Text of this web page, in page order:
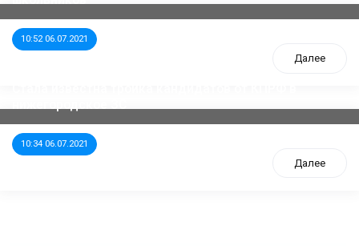
10:52 06.07.2021
Далее
10:34 06.07.2021
Далее